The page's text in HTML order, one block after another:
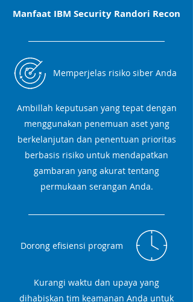
Manfaat IBM Security Randori Recon
Memperjelas risiko siber Anda
Ambillah keputusan yang tepat dengan
menggunakan penemuan aset yang
berkelanjutan dan penentuan prioritas
berbasis risiko untuk mendapatkan
gambaran yang akurat tentang
permukaan serangan Anda.
Dorong efisiensi program
Kurangi waktu dan upaya yang
dihabiskan tim keamanan Anda untuk